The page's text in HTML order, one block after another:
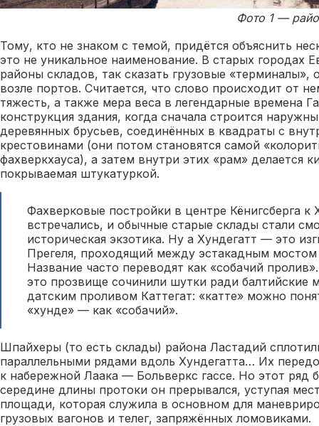
Фото 1 —
Тому, кто не знаком с темой, придётся объяснить
это не уникальное наименование. В старых городах
районы складов, так сказать грузовые «терминалы»,
возле портов. Считается, что слово происходит от
тяжесть, а также мера веса в легендарные времена
конструкция здания, когда сначала строится
деревянных брусьев, соединённых в квадраты с
крестовинами (они потом становятся самой
фахверкхауса), а затем внутри этих «рам» делается
покрываемая штукатуркой.
Фахверковые постройки в центре Кёнигсберга к
встречались, и обычные старые склады стали
историческая экзотика. Ну а Хундегатт — это
Прегеля, проходящий между эстакадным
Название часто переводят как «собачий
это прозвище сочинили шутки ради балтийские
датским проливом Каттегат: «катте» можно
«хунде» — как «собачий».
Шпайхеры (то есть склады) района Ластадий
параллельными рядами вдоль Хундегатта… Их
к набережной Лаака — Больверкс гассе. Но этот ряд
середине длины протоки он прерывался, уступая
площади, которая служила в основном для
грузовых вагонов и телег, запряжённых ломовиками.